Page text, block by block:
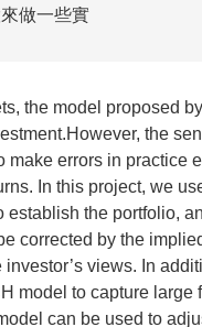
做一些實
the model proposed
the
make errors in practice
In this project, we
establish the portfolio,
corrected by the
views. In
model to capture large
can be used to